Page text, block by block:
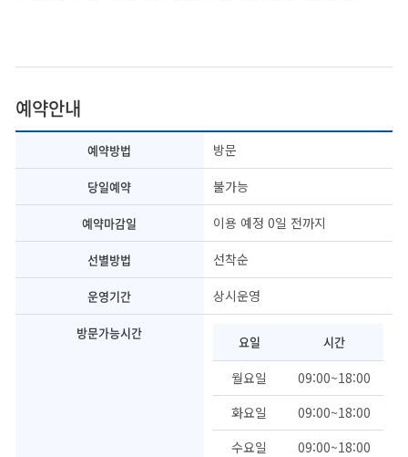
예약안내
예약방법 방문
당일예약 불가능
예약마감일 이용 예정 0일 전까지
선별방법 선착순
운영기간 상시운영
방문가능시간
요일 시간
월요일
09:00~18:00
화요일
09:00~18:00
수요일
09:00~18:00